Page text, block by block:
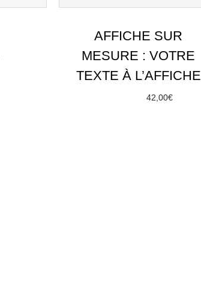
AFFICHE SUR
MESURE : VOTRE
TEXTE À L’AFFICHE
42,00€